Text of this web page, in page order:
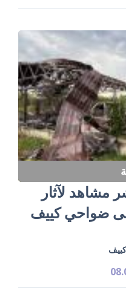
مشاهد لآثار
ضواحي كييف